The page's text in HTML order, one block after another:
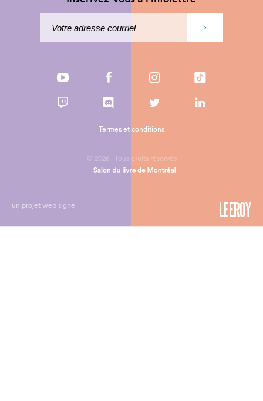
© 2026 - Tous droits réservés
Termes et conditions
un projet web signé